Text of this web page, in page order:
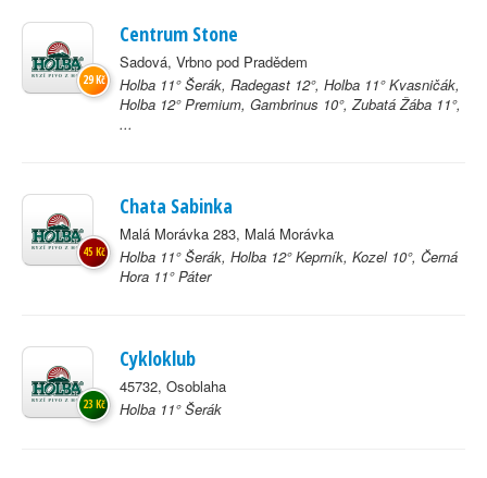
Centrum Stone
Sadová, Vrbno pod Pradědem
Holba 11° Šerák, Radegast 12°, Holba 11° Kvasničák,
Holba 12° Premium, Gambrinus 10°, Zubatá Žába 11°,
...
29 Kč
Chata Sabinka
Malá Morávka 283, Malá Morávka
Holba 11° Šerák, Holba 12° Keprník, Kozel 10°, Černá
Hora 11° Páter
45 Kč
Cykloklub
45732, Osoblaha
Holba 11° Šerák
23 Kč